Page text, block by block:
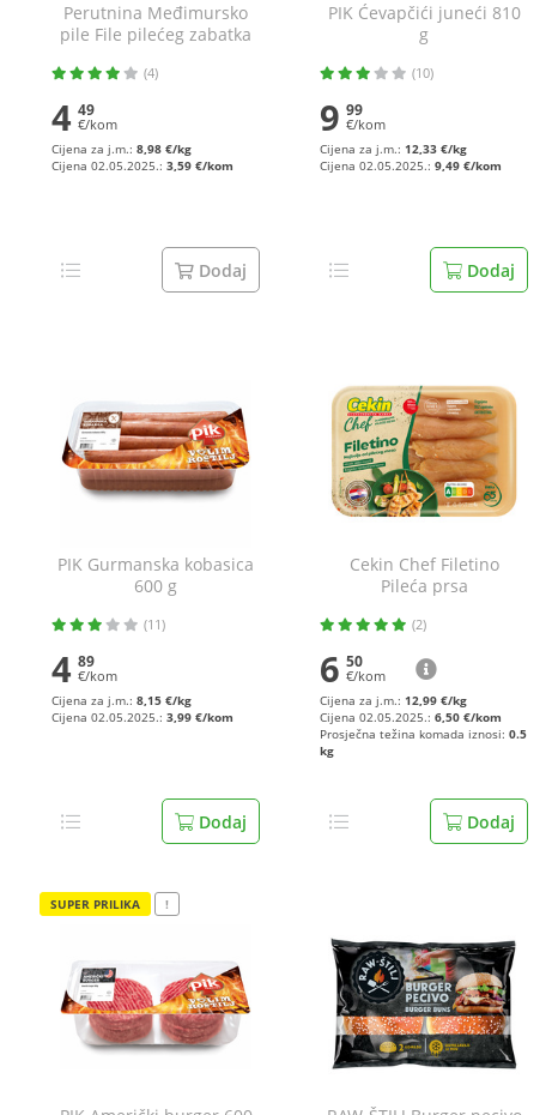
Perutnina Međimursko
pile File pilećeg zabatka
(4)
4 49
€/kom
Cijena za j.m.: 8,98 €/kg
Cijena 02.05.2025.: 3,59 €/kom
Dodaj
PIK Ćevapčići juneći 810
g
(10)
9 99
€/kom
Cijena za j.m.: 12,33 €/kg
Cijena 02.05.2025.: 9,49 €/kom
Dodaj
PIK Gurmanska kobasica
600 g
(11)
4 89
€/kom
Cijena za j.m.: 8,15 €/kg
Cijena 02.05.2025.: 3,99 €/kom
Dodaj
Cekin Chef Filetino
Pileća prsa
(2)
6 50
€/kom
Cijena za j.m.: 12,99 €/kg
Cijena 02.05.2025.: 6,50 €/kom
Prosječna težina komada iznosi: 0.5
kg
Dodaj
SUPER PRILIKA !